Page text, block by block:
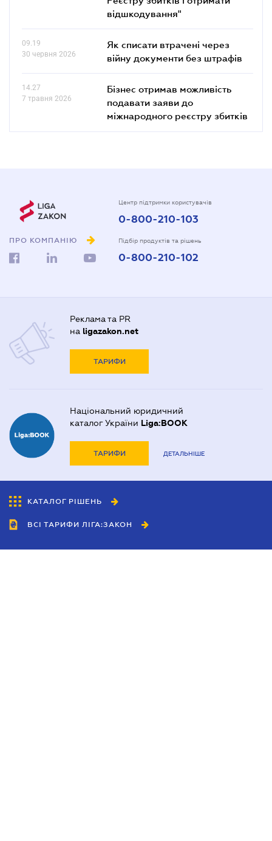
відшкодування"
09.19
30 червня 2026
Як списати втрачені через
війну документи без штрафів
14.27
7 травня 2026
Бізнес отримав можливість
подавати заяви до
міжнародного реєстру збитків
ПРО КОМПАНІЮ
Центр підтримки користувачів
0-800-210-103
Підбір продуктів та рішень
0-800-210-102
Реклама та PR
на ligazakon.net
ТАРИФИ
Національний юридичний
каталог України Liga:BOOK
ТАРИФИ ДЕТАЛЬНІШЕ
КАТАЛОГ РІШЕНЬ
ВСІ ТАРИФИ ЛІГА:ЗАКОН